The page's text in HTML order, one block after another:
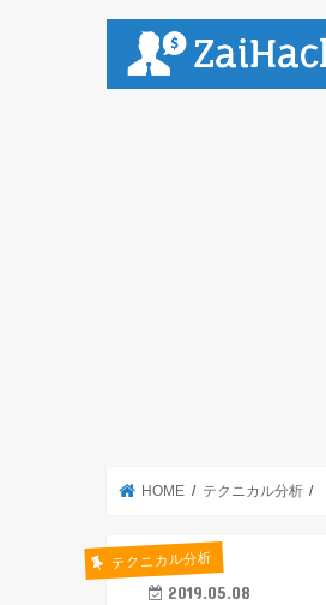
HOME テクニカル分析
テクニカル分析
2019.05.08